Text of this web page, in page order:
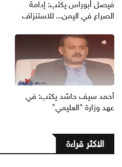
فيصل أبوراس يكتب: إدامة
الصراع في اليمن... للاستنزاف
أحمد سيف حاشد يكتب: في
عهد وزارة "العليمي"
الاكثر قراءة